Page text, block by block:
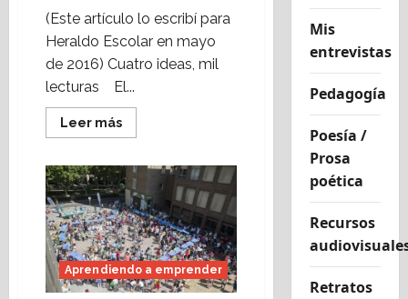
(Este artículo lo escribí para
Heraldo Escolar en mayo
de 2016) Cuatro ideas, mil
lecturas El...
Leer másLeer
más
«Aprendiendo
a
emprender»
nos
ayuda
a
crecer
en
comunidad.
Aprendiendo a emprender
Mis
entrevistas
Pedagogía
Poesía /
Prosa
poética
Recursos
Retratos